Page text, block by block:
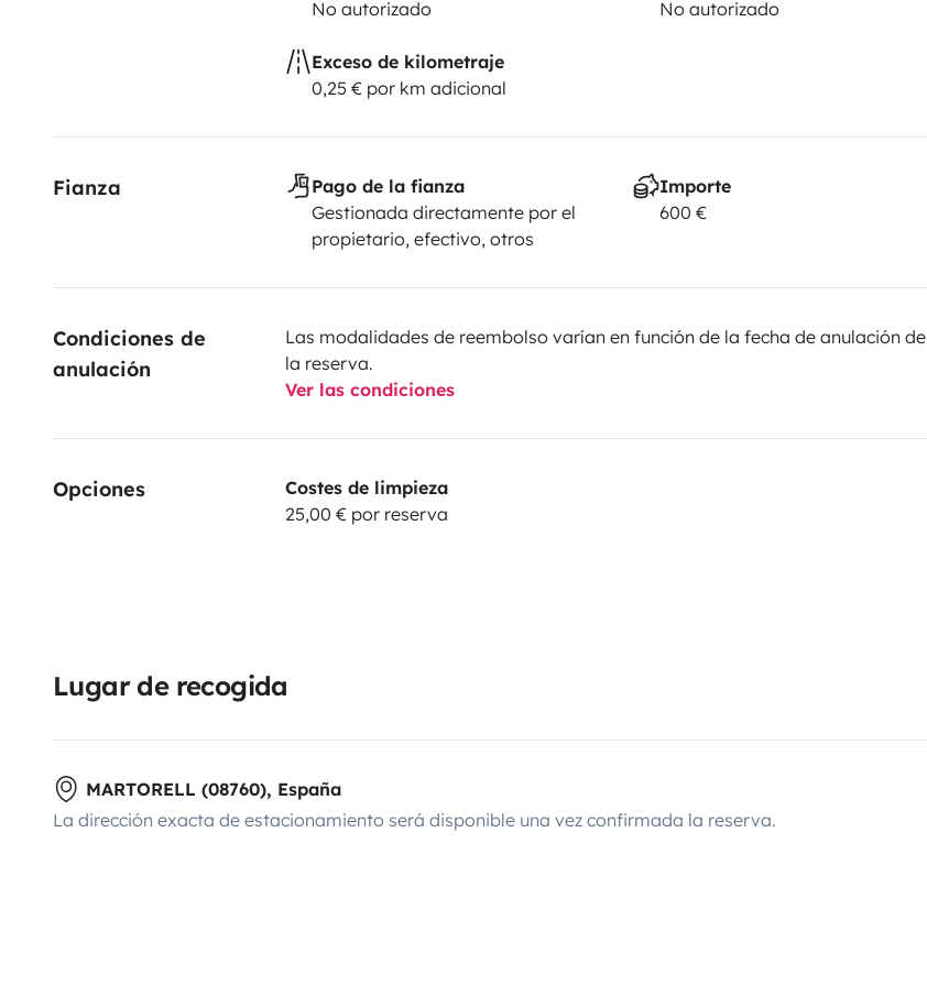
No autorizado
No autorizado
Exceso de kilometraje
0,25 € por km adicional
Fianza
Pago de la fianza
Gestionada directamente por el
propietario, efectivo, otros
Importe
600 €
Condiciones de
anulación
Las modalidades de reembolso varían en función de la fecha de anulación de
la reserva.
Ver las condiciones
Opciones
Costes de limpieza
25,00 € por reserva
Lugar de recogida
MARTORELL (08760), España
La dirección exacta de estacionamiento será disponible una vez confirmada la reserva.